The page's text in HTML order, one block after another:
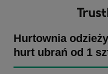
zakup przebiegł
utrzymać dobrą
Hurtownia
hurt ubrań od 1